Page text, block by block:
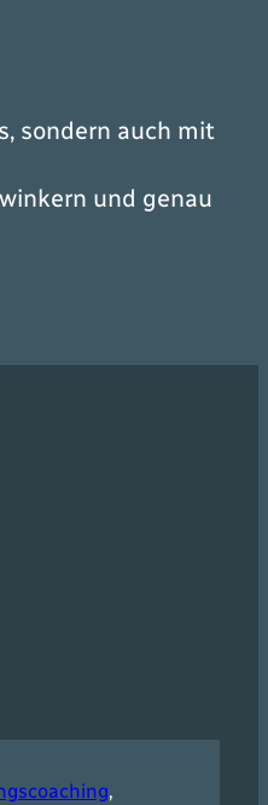
sondern auch mit
und genau